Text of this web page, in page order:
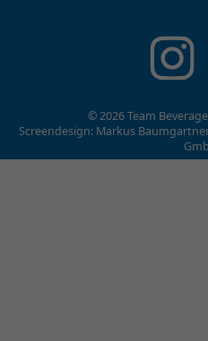
© 2026 Team
Screendesign: Markus